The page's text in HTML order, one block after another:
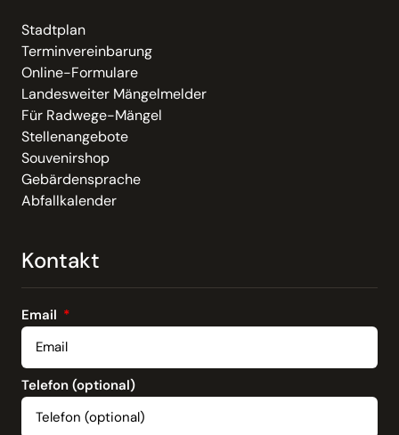
Stadtplan
Terminvereinbarung
Online-Formulare
Landesweiter Mängelmelder
Für Radwege-Mängel
Stellenangebote
Souvenirshop
Gebärdensprache
Abfallkalender
Kontakt
Email
Telefon (optional)